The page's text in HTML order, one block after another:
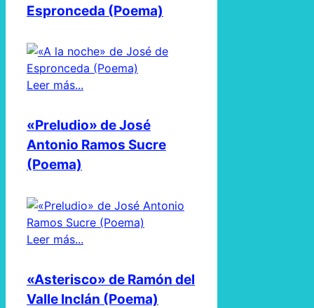
Espronceda (Poema)
Leer más...
«Preludio» de José
Antonio Ramos Sucre
(Poema)
Leer más...
«Asterisco» de Ramón del
Valle Inclán (Poema)